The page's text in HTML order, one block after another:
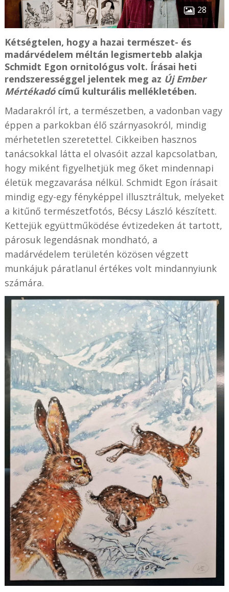
28
Kétségtelen, hogy a hazai természet- és
madárvédelem méltán legismertebb alakja
Schmidt Egon ornitológus volt. Írásai heti
rendszerességgel jelentek meg az Új Ember
Mértékadócímű kulturális mellékletében.
Madarakról írt, a természetben, a vadonban vagy
éppen a parkokban élő szárnyasokról, mindig
mérhetetlen szeretettel. Cikkeiben hasznos
tanácsokkal látta el olvasóit azzal kapcsolatban,
hogy miként figyelhetjük meg őket mindennapi
életük megzavarása nélkül. Schmidt Egon írásait
mindig egy-egy fényképpel illusztráltuk, melyeket
a kitűnő természetfotós, Bécsy László készített.
Kettejük együttműködése évtizedeken át tartott,
párosuk legendásnak mondható, a
madárvédelem területén közösen végzett
munkájuk páratlanul értékes volt mindannyiunk
számára.